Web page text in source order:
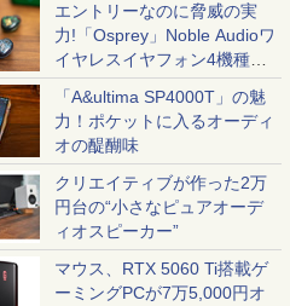
エントリーなのに脅威の実
力!「Osprey」Noble Audioワ
イヤレスイヤフォン4機種を
一気に聴く
「A&ultima SP4000T」の魅
力！ポケットに入るオーディ
オの醍醐味
クリエイティブが作った2万
円台の“小さなピュアオーデ
ィオスピーカー”
マウス、RTX 5060 Ti搭載ゲ
ーミングPCが7万5,000円オ